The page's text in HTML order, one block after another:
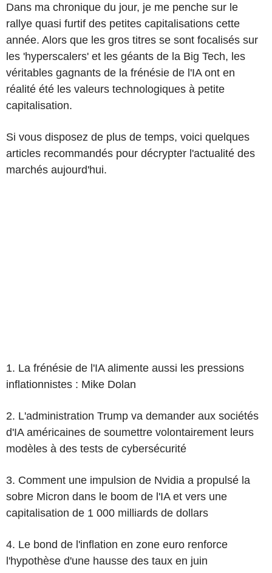
Dans ma chronique du jour, je me penche sur le
rallye quasi furtif des petites capitalisations cette
année. Alors que les gros titres se sont focalisés sur
les 'hyperscalers' et les géants de la Big Tech, les
véritables gagnants de la frénésie de l'IA ont en
réalité été les valeurs technologiques à petite
capitalisation.
Si vous disposez de plus de temps, voici quelques
articles recommandés pour décrypter l'actualité des
marchés aujourd'hui.
1. La frénésie de l'IA alimente aussi les pressions
inflationnistes : Mike Dolan
2. L'administration Trump va demander aux sociétés
d'IA américaines de soumettre volontairement leurs
modèles à des tests de cybersécurité
3. Comment une impulsion de Nvidia a propulsé la
sobre Micron dans le boom de l'IA et vers une
capitalisation de 1 000 milliards de dollars
4. Le bond de l'inflation en zone euro renforce
l'hypothèse d'une hausse des taux en juin